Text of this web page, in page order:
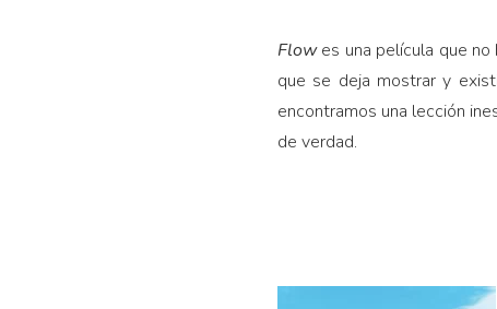
Flowes una película que
que se deja mostrar y
encontramos una lección
de verdad.